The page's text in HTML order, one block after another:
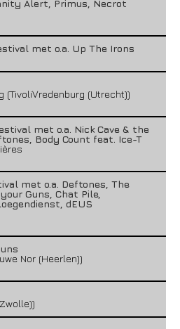
Alert, Primus, Necrot
met o.a. Up The Irons
(TivoliVredenburg (Utrecht))
met o.a. Nick Cave & the
Body Count feat. Ice-T
met o.a. Deftones, The
Guns, Chat Pile,
dEUS
Nor (Heerlen))